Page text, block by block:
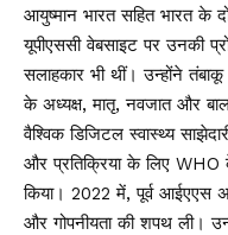
आयुष्मान भारत सहित भारत के
यूपीएससी वेबसाइट पर उनकी
सलाहकार भी थीं। उन्होंने
के अध्यक्ष, मातृ, नवजात और बाल
वैश्विक डिजिटल स्वास्थ्य
और प्रतिक्रिया के लिए
किया। 2022 में, पूर्व आईएएस
और गोपनीयता की शपथ ली।